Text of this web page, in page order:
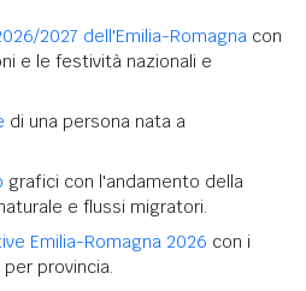
2027 dell'Emilia-Romagna con
e le festività nazionali e
di una persona nata a
grafici con l'andamento della
e flussi migratori.
Emilia-Romagna 2026 con i
provincia.